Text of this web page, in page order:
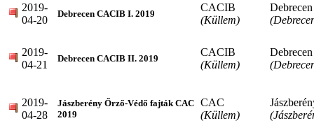
2019-
04-20
Debrecen CACIB I. 2019
CACIB
(Küllem)
Debrecen
2019-
04-21
Debrecen CACIB II. 2019
CACIB
(Küllem)
Debrecen
2019-
04-28
Jászberény Őrző-Védő fajták CAC
2019
CAC
(Küllem)